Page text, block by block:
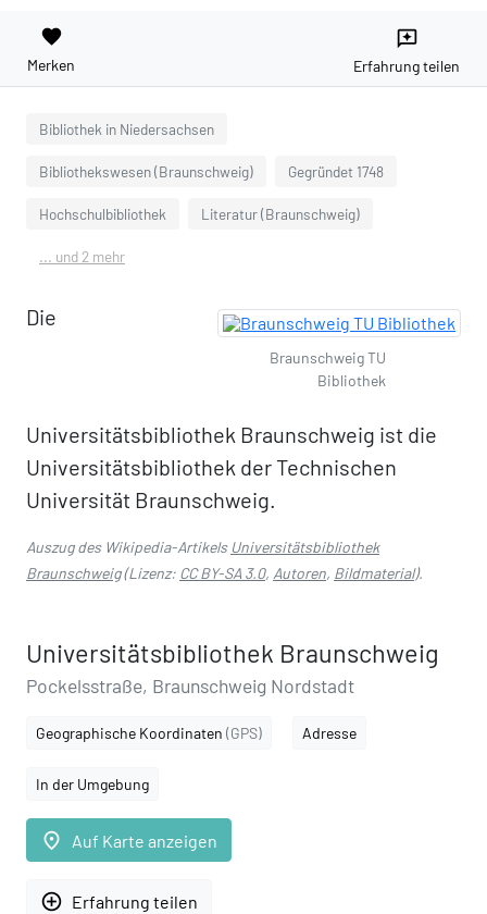
favorite
Merken
reviews
Erfahrung teilen
Bibliothek in Niedersachsen
Bibliothekswesen (Braunschweig) Gegründet 1748
Hochschulbibliothek Literatur (Braunschweig)
... und 2 mehr
Braunschweig TU
Bibliothek
Die
Universitätsbibliothek Braunschweig ist die
Universitätsbibliothek der Technischen
Universität Braunschweig.
Auszug des Wikipedia-Artikels Universitätsbibliothek
Braunschweig(Lizenz: CC BY-SA 3.0, Autoren, Bildmaterial).
Universitätsbibliothek Braunschweig
Pockelsstraße, Braunschweig Nordstadt
Geographische Koordinaten (GPS) Adresse
In der Umgebung
place Auf Karte anzeigen
add_circle_outline Erfahrung teilen